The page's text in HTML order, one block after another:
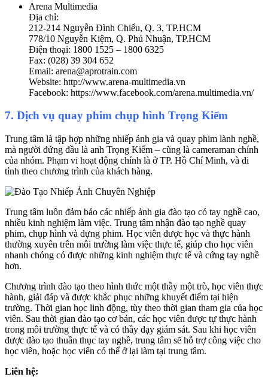
Arena Multimedia
Địa chỉ:
212-214 Nguyễn Đình Chiểu, Q. 3, TP.HCM
778/10 Nguyễn Kiệm, Q. Phú Nhuận, TP.HCM
Điện thoại: 1800 1525 – 1800 6325
Fax: (028) 39 304 652
Email: arena@aprotrain.com
Website: http://www.arena-multimedia.vn
Facebook: https://www.facebook.com/arena.multimedia.vn/
7. Dịch vụ quay phim chụp hình Trọng Kiểm
Trung tâm là tập hợp những nhiếp ảnh gia và quay phim lành nghề,
mà người đứng đầu là anh Trọng Kiểm – cũng là cameraman chính
của nhóm. Phạm vi hoạt động chính là ở TP. Hồ Chí Minh, và đi
tỉnh theo chương trình của khách hàng.
Trung tâm luôn đảm bảo các nhiếp ảnh gia đào tạo có tay nghề cao,
nhiều kinh nghiệm làm việc. Trung tâm nhận đào tạo nghề quay
phim, chụp hình và dựng phim. Học viên được học và thực hành
thường xuyên trên môi trường làm việc thực tế, giúp cho học viên
nhanh chóng có được những kinh nghiệm thực tế và cứng tay nghề
hơn.
Chương trình đào tạo theo hình thức một thầy một trò, học viên thực
hành, giải đáp và được khắc phục những khuyết điểm tại hiện
trường. Thời gian học linh động, tùy theo thời gian tham gia của học
viên. Sau thời gian đào tạo cơ bản, các học viên được tự thực hành
trong môi trường thực tế và có thầy dạy giám sát. Sau khi học viên
được đào tạo thuần thục tay nghề, trung tâm sẽ hỗ trợ công việc cho
học viên, hoặc học viên có thể ở lại làm tại trung tâm.
Liên hệ: